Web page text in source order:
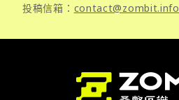
投稿信箱： contact@zombit.info